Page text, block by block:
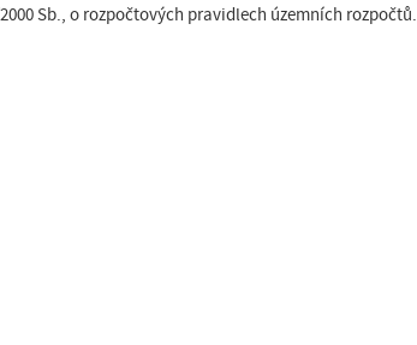
Sb., o rozpočtových pravidlech územních rozpočtů.